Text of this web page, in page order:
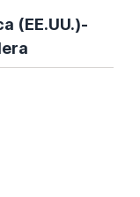
(EE.UU.)-